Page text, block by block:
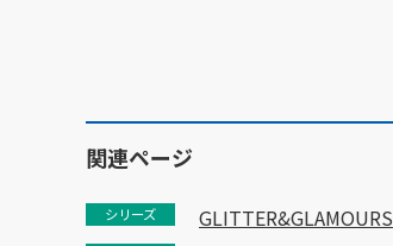
関連ページ
シリーズ GLITTER&GLAMOURS